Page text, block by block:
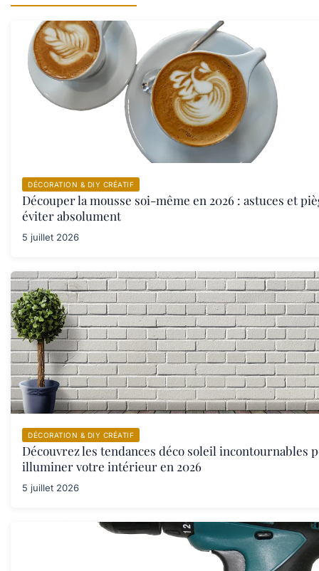
DÉCORATION & DIY CRÉATIF
Découper la mousse soi-même en 2026 : astuces et
éviter absolument
5 juillet 2026
DÉCORATION & DIY CRÉATIF
Découvrez les tendances déco soleil incontournables
illuminer votre intérieur en 2026
5 juillet 2026